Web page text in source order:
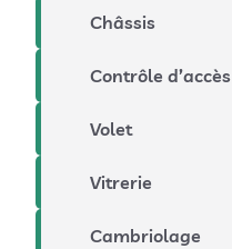
Châssis
Contrôle d’accès
Volet
Vitrerie
Cambriolage